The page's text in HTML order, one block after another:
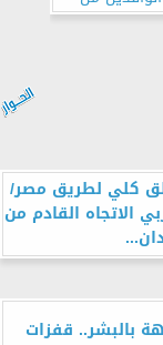
كلي لطريق مصر/
الاتجاه القادم من
بالبشر.. قفزات